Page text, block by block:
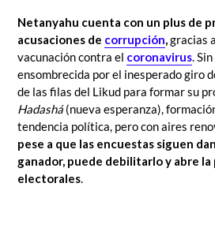
Netanyahu cuenta con un plus de
acusaciones de corrupción,gracias
vacunación contra el coronavirus.
ensombrecida por el inesperado giro
de las filas del Likud para formar su
Hadashá(nueva esperanza),
tendencia política, pero con aires
pese a que las encuestas siguen
ganador, puede debilitarlo y abre
electorales.